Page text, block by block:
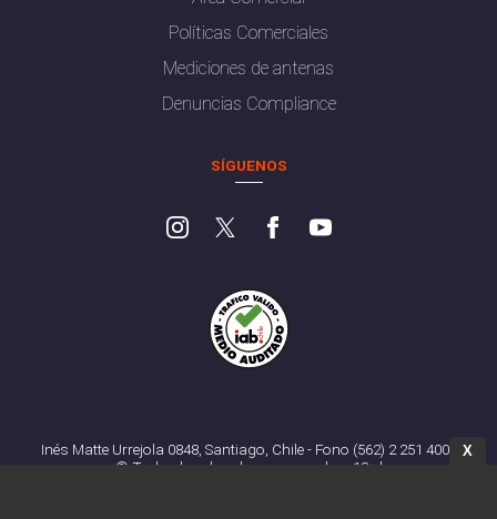
Políticas Comerciales
Mediciones de antenas
Denuncias Compliance
SÍGUENOS
Inés Matte Urrejola 0848, Santiago, Chile - Fono (562) 2 251 4000
© Todos los derechos reservados. 13.cl
X